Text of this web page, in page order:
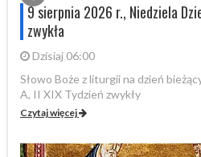
9 sierpnia 2026 r., Niedziela
zwykła
Dzisiaj 06:00
Słowo Boże z liturgii na dzień
A, II XIX Tydzień zwykły
Czytaj więcej